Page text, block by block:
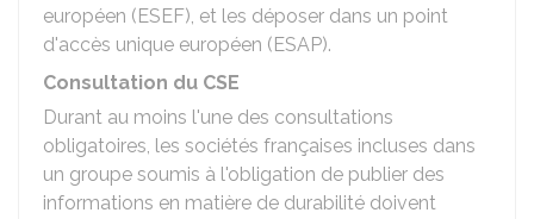
européen (ESEF), et les déposer dans un point
d'accès unique européen (ESAP).
Consultation du CSE
Durant au moins l'une des consultations
obligatoires, les sociétés françaises incluses dans
un groupe soumis à l'obligation de publier des
informations en matière de durabilité doivent